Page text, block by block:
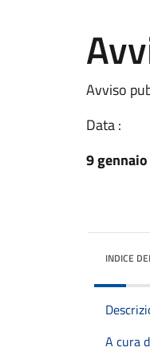
Avviso
Data :
9
INDICE
A cura